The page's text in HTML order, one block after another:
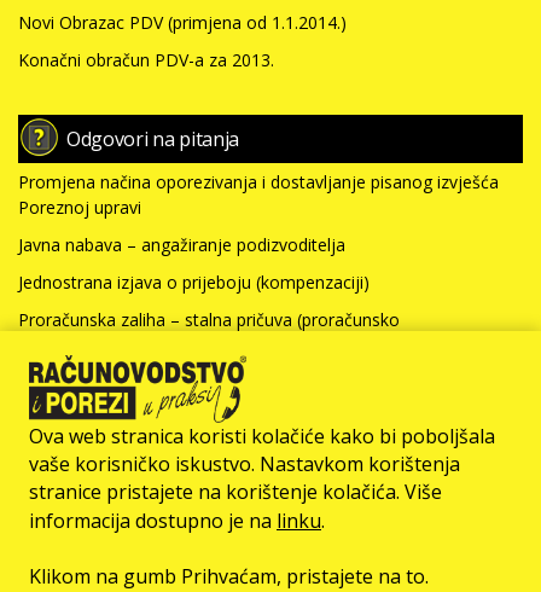
Novi Obrazac PDV (primjena od 1.1.2014.)
Konačni obračun PDV-a za 2013.
Odgovori na pitanja
Promjena načina oporezivanja i dostavljanje pisanog izvješća
Poreznoj upravi
Javna nabava – angažiranje podizvoditelja
Jednostrana izjava o prijeboju (kompenzaciji)
Proračunska zaliha – stalna pričuva (proračunsko
Nabavna vrijednost nefinancijske imovine i kamate za kredit
(neprofitno računovodstvo)
Više >>>
© Računovodstvo & Porezi član je
Ova web stranica koristi kolačiće kako bi poboljšala
vaše korisničko iskustvo. Nastavkom korištenja
stranice pristajete na korištenje kolačića. Više
informacija dostupno je na linku.
Klikom na gumb Prihvaćam, pristajete na to.